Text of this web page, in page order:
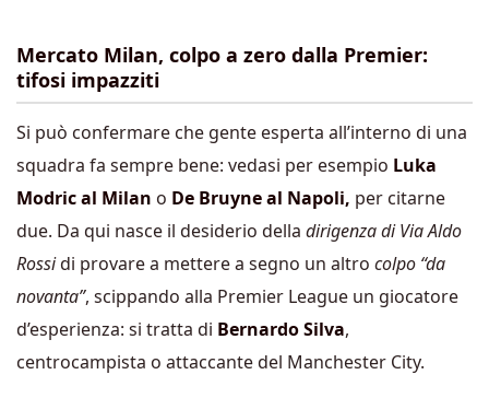
Mercato Milan, colpo a zero dalla Premier:
tifosi impazziti
Si può confermare che gente esperta all’interno di una
squadra fa sempre bene: vedasi per esempio Luka
Modric al Milan o De Bruyne al Napoli, per citarne
due. Da qui nasce il desiderio della dirigenza di Via Aldo
Rossidi provare a mettere a segno un altro colpo “da
novanta”, scippando alla Premier League un giocatore
d’esperienza: si tratta di Bernardo Silva,
centrocampista o attaccante del Manchester City.